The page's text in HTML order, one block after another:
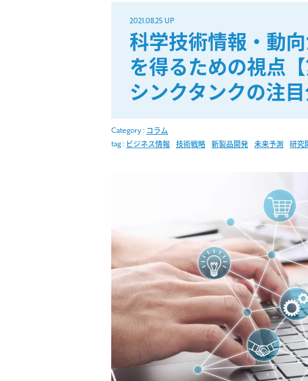
2021.08.25 UP
科学技術情報・動
を得るための視点【
シンクタンクの注
Category : コラム
tag : ビジネス情報 技術戦略 新製品開発 未来予測 研究